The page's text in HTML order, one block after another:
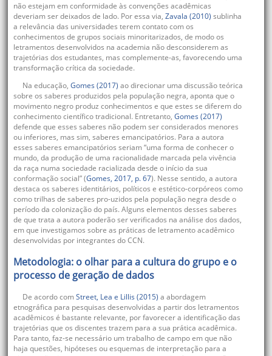
não estejam em conformidade às convenções acadêmicas
deveriam ser deixados de lado. Por essa via, Zavala (2010) sublinha
a relevância das universidades terem contato com os
conhecimentos de grupos sociais minoritarizados, de modo os
letramentos desenvolvidos na academia não desconsiderem as
trajetórias dos estudantes, mas complemente-as, favorecendo uma
transformação crítica da sociedade.
Na educação, Gomes (2017) ao direcionar uma discussão teórica
sobre os saberes produzidos pela população negra, aponta que o
movimento negro produz conhecimentos e que estes se diferem do
conhecimento científico tradicional. Entretanto, Gomes (2017)
defende que esses saberes não podem ser considerados menores
ou inferiores, mas sim, saberes emancipatórios. Para a autora
esses saberes emancipatórios seriam “uma forma de conhecer o
mundo, da produção de uma racionalidade marcada pela vivência
da raça numa sociedade racializada desde o início da sua
conformação social” (Gomes, 2017, p. 67). Nesse sentido, a autora
destaca os saberes identitários, políticos e estético-corpóreos como
como trilhas de saberes pro-uzidos pela população negra desde o
período da colonização do país. Alguns elementos desses saberes
de que trata a autora poderão ser verificados na análise dos dados,
em que investigamos sobre as práticas de letramento acadêmico
desenvolvidas por integrantes do CCN.
Metodologia: o olhar para a cultura do grupo e o
processo de geração de dados
De acordo comStreet, Lea e Lillis (2015) a abordagem
etnográfica para pesquisas desenvolvidas a partir dos letramentos
acadêmicos é bastante relevante, por favorecer a identificação das
trajetórias que os discentes trazem para a sua prática acadêmica.
Para tanto, faz-se necessário um trabalho de campo em que não
haja questões, hipóteses ou esquemas de interpretação para a